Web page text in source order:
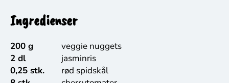
Ingredienser
200 g
veggie nuggets
2 dl
jasminris
0,25 stk.
rød spidskål